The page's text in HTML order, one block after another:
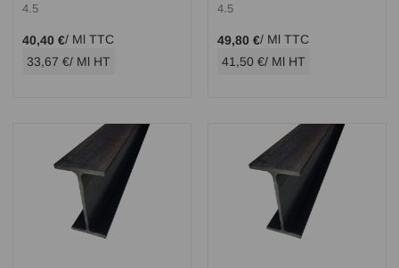
4.5
40,40 €/ Ml TTC
33,67 €/ Ml HT
4.5
49,80 €/ Ml TTC
41,50 €/ Ml HT